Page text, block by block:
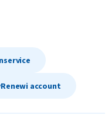
account